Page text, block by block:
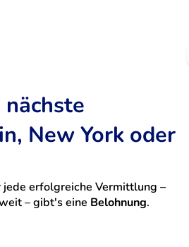
New York oder
jede erfolgreiche Vermittlung –
– gibt's eine Belohnung.